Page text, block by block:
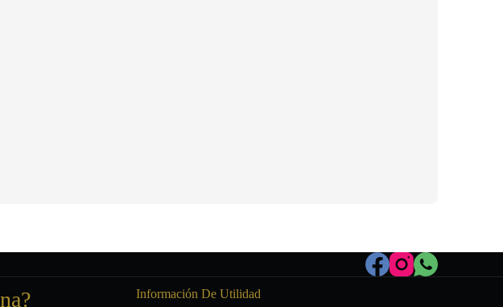
Información De Utilidad